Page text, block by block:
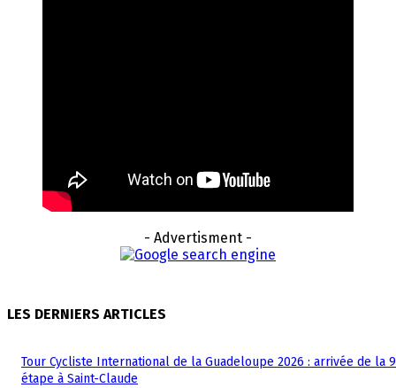
- Advertisment -
LES DERNIERS ARTICLES
Tour Cycliste International de la Guadeloupe 2026 : arrivée de la
étape à Saint-Claude